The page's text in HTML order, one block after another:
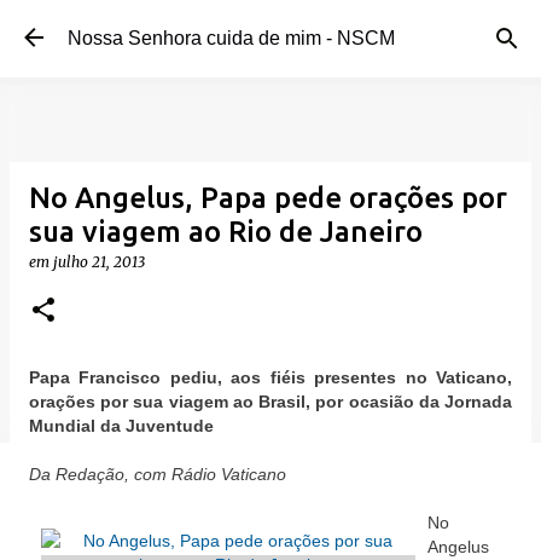
Pular para o conteúdo principal
Nossa Senhora cuida de mim - NSCM
No Angelus, Papa pede orações por
sua viagem ao Rio de Janeiro
em julho 21, 2013
Papa Francisco pediu, aos fiéis presentes no Vaticano,
orações por sua viagem ao Brasil, por ocasião da Jornada
Mundial da Juventude
Da Redação, com Rádio Vaticano
No
Angelus